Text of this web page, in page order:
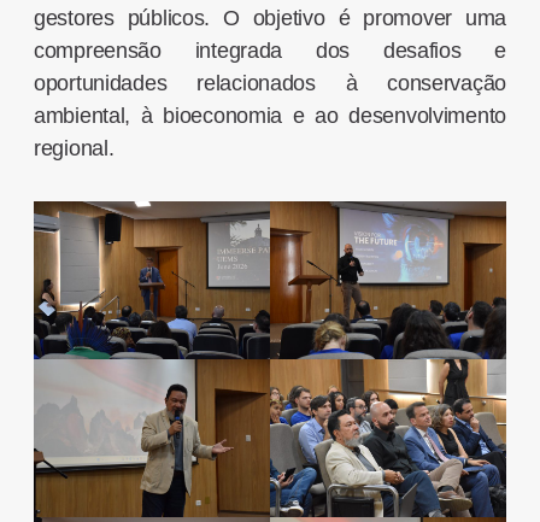
gestores públicos. O objetivo é promover uma
compreensão integrada dos desafios e
oportunidades relacionados à conservação
ambiental, à bioeconomia e ao desenvolvimento
regional.